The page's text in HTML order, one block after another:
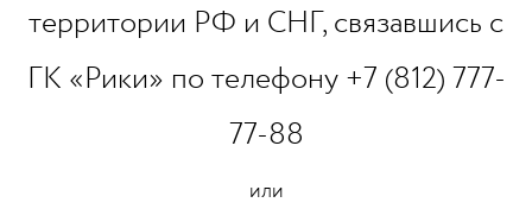
территории РФ и СНГ, связавшись с
ГК «Рики» по телефону +7 (812) 777-
77-88
или